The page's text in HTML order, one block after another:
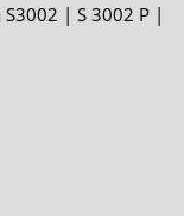
| S 3002 P |